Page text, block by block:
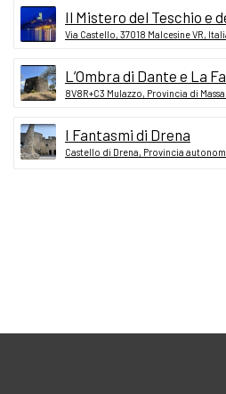
Il Mistero del Teschio e
Via Castello, 37018 Malcesine VR,
L’Ombra di Dante e La
8V8R+C3 Mulazzo, Provincia di
I Fantasmi di Drena
Castello di Drena, Provincia